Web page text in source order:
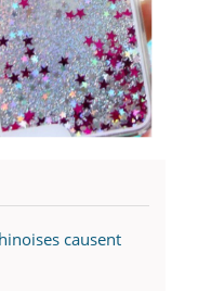
causent